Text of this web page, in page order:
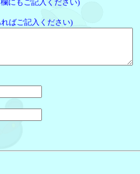
にもご記入ください)
ばご記入ください)